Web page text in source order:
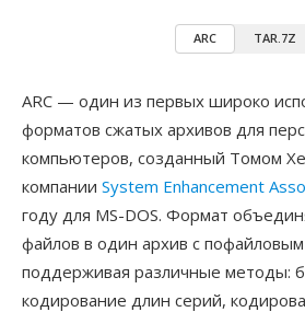
ARC TAR.7Z
ARC — один из первых широко
форматов сжатых архивов для
компьютеров, созданный Томом
компании System Enhancement
году для MS-DOS. Формат
файлов в один архив с
поддерживая различные методы:
кодирование длин серий,